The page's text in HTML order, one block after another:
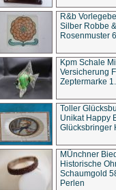
R&b
Silber Robbe
Rosenmuster
Kpm Schale
Versicherung
Zeptermarke 1.
Toller
Unikat Happy
Glücksbringer
MÜnchner
Historische
Schaumgold
Perlen